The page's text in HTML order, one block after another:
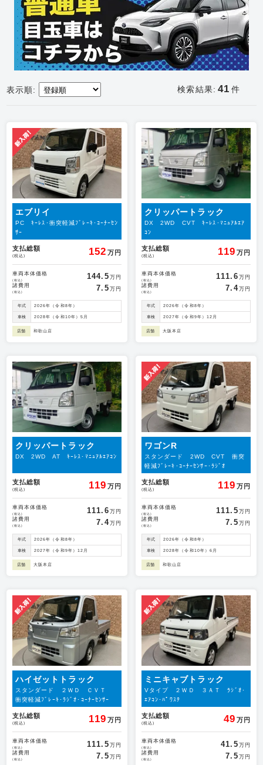
表示順: 検索結果: 41 件
エブリイ
PC ｷｰﾚｽ･衝突軽減ﾌﾞﾚｰｷ･ｺｰﾅｰｾﾝ
ｻｰ
支払総額
(税込) 152 万円
車両本体価格
(税込) 144.5 万円
諸費用
(税込) 7.5 万円
年式 2026年（令和8年）
車検 2028年（令和10年）5月
店舗 和歌山店
クリッパートラック
DX 2WD CVT ｷｰﾚｽ･ﾏﾆｭｱﾙｴｱ
ｺﾝ
支払総額
(税込) 119 万円
車両本体価格
(税込) 111.6 万円
諸費用
(税込) 7.4万円
年式 2026年（令和8年）
車検 2027年（令和9年）12月
店舗 大阪本店
クリッパートラック
DX 2WD AT ｷｰﾚｽ･ﾏﾆｭｱﾙｴｱｺﾝ
支払総額
(税込) 119 万円
車両本体価格
(税込) 111.6 万円
諸費用
(税込) 7.4万円
年式 2026年（令和8年）
車検 2027年（令和9年）12月
店舗 大阪本店
ワゴンR
スタンダード 2WD CVT 衝突
軽減ﾌﾞﾚｰｷ･ｺｰﾅｰｾﾝｻｰ･ﾗｼﾞｵ
支払総額
(税込) 119 万円
車両本体価格
(税込) 111.5 万円
諸費用
(税込) 7.5 万円
年式 2026年（令和8年）
車検 2028年（令和10年）6月
店舗 和歌山店
ハイゼットトラック
スタンダード ２ＷＤ ＣＶＴ
衝突軽減ﾌﾞﾚｰｷ･ﾗｼﾞｵ･ｺｰﾅｰｾﾝｻｰ
支払総額
(税込) 119 万円
車両本体価格
(税込) 111.5 万円
諸費用
(税込) 7.5 万円
ミニキャブトラック
Vタイプ ２ＷＤ ３ＡＴ ﾗｼﾞｵ･
ｴｱｺﾝ･ﾊﾟﾜｽﾃ
支払総額
(税込) 49 万円
車両本体価格
(税込) 41.5 万円
諸費用
(税込) 7.5 万円